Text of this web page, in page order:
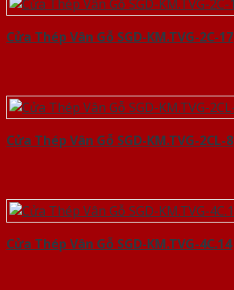
Cửa Thép Vân Gỗ SGD-KM.TVG-2C-17
Cửa Thép Vân Gỗ SGD-KM.TVG-2CL-8
Cửa Thép Vân Gỗ SGD-KM.TVG-4C.14